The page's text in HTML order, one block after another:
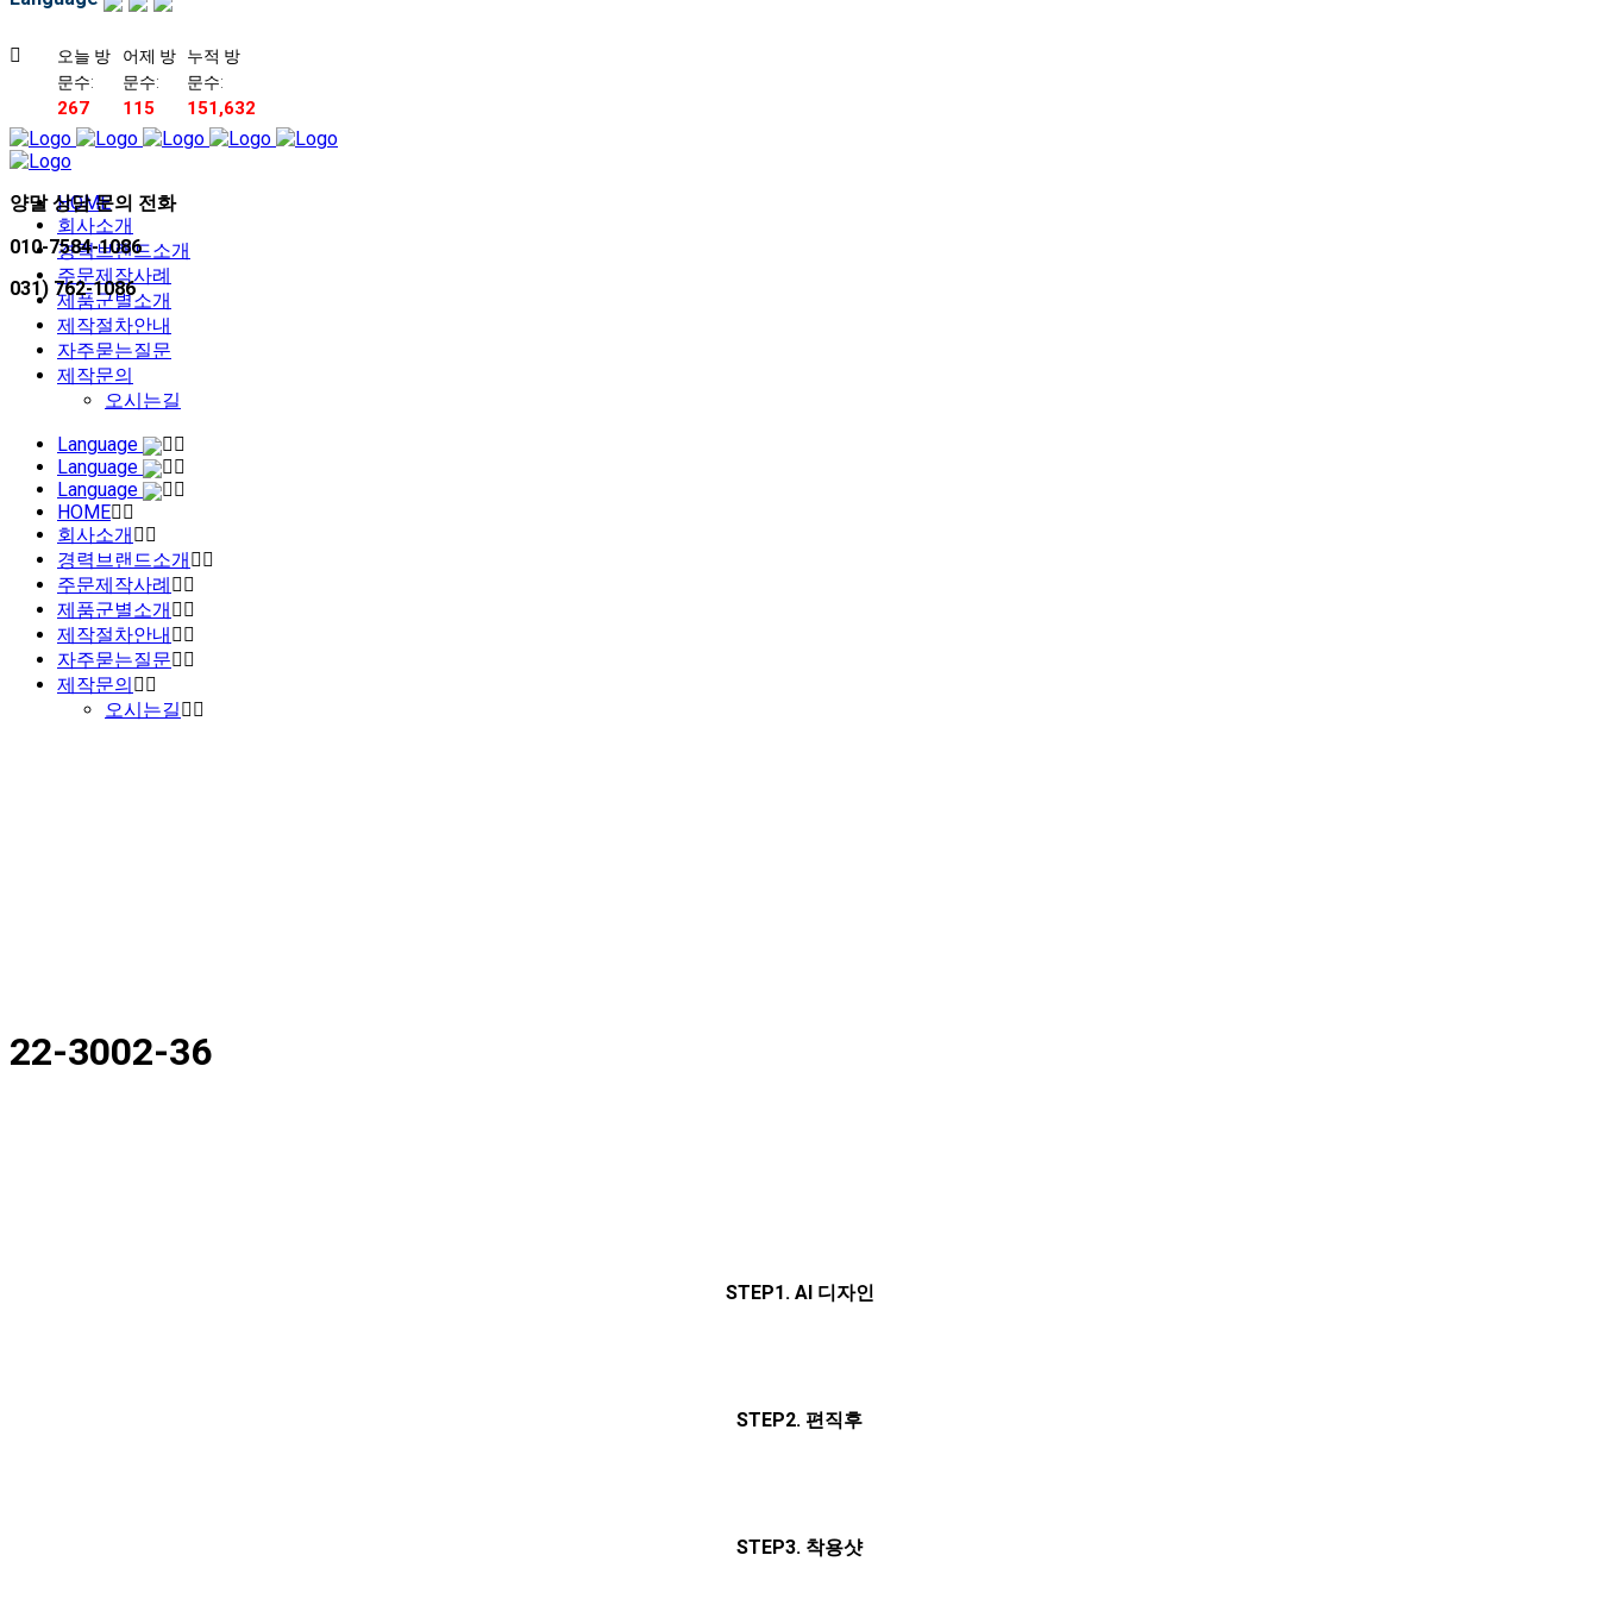
오늘 방
문수:
267
어제 방
문수:
115
누적 방
문수:
151,632
양말 상담 문의 전화
010-7584-1086
031) 762-1086
HOME
회사소개
경력브랜드소개
주문제작사례
제품군별소개
제작절차안내
자주묻는질문
제작문의
오시는길
Language
Language
Language
HOME
회사소개
경력브랜드소개
주문제작사례
제품군별소개
제작절차안내
자주묻는질문
제작문의
오시는길
22-3002-36
STEP1. AI 디자인
STEP2. 편직후
STEP3. 착용샷